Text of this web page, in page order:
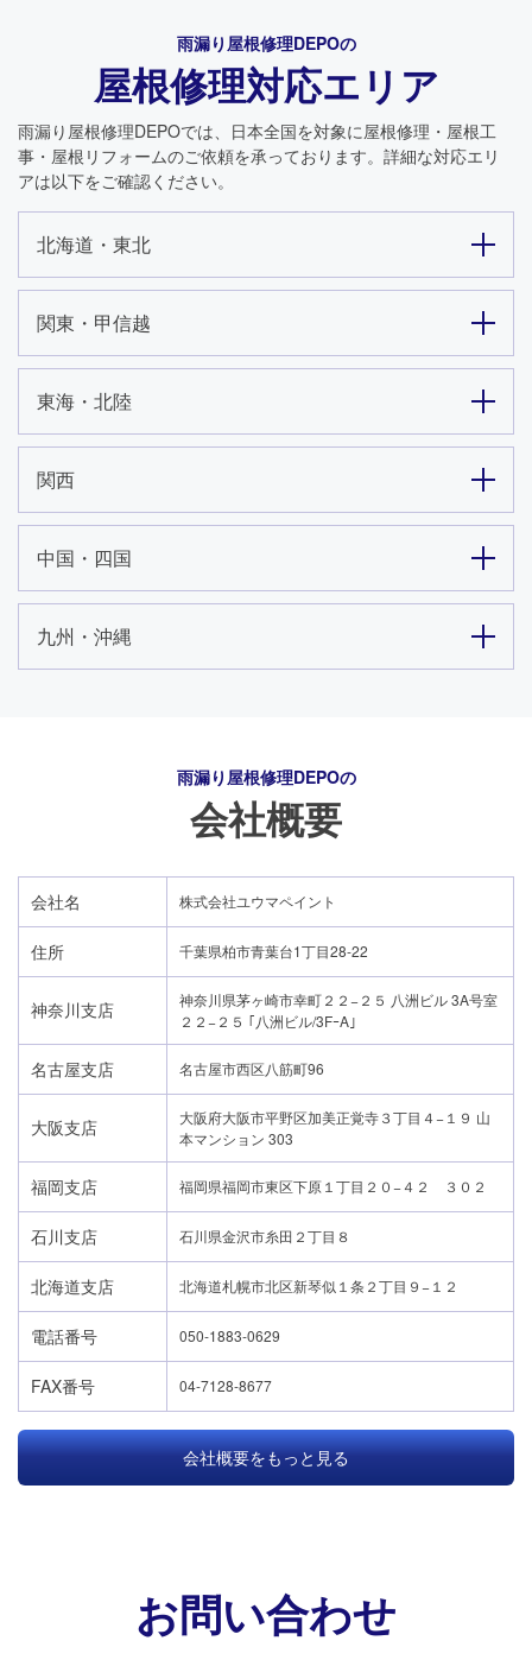
雨漏り屋根修理DEPOの
屋根修理対応エリア
雨漏り屋根修理DEPOでは、日本全国を対象に屋根修理・屋根工
事・屋根リフォームのご依頼を承っております。詳細な対応エリ
アは以下をご確認ください。
北海道・東北
関東・甲信越
東海・北陸
関西
中国・四国
九州・沖縄
雨漏り屋根修理DEPOの
会社概要
会社名 株式会社ユウマペイント
住所 千葉県柏市青葉台1丁目28-22
神奈川支店
神奈川県茅ヶ崎市幸町２２−２５ 八洲ビル 3A号室
２２−２５ ｢八洲ビル/3FｰA｣
名古屋支店 名古屋市西区八筋町96
大阪支店
大阪府大阪市平野区加美正覚寺３丁目４−１９ 山
本マンション 303
福岡支店 福岡県福岡市東区下原１丁目２０−４２ ３０２
石川支店 石川県金沢市糸田２丁目８
北海道支店 北海道札幌市北区新琴似１条２丁目９−１２
電話番号 050-1883-0629
FAX番号 04-7128-8677
会社概要をもっと見る
お問い合わせ